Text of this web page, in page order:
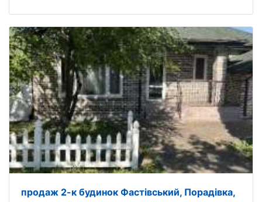
продаж 2-к будинок Фастівський, Порадівка,